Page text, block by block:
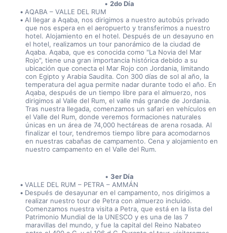
2do Día
AQABA – VALLE DEL RUM
Al llegar a Aqaba, nos dirigimos a nuestro autobús privado
que nos espera en el aeropuerto y transferimos a nuestro
hotel. Alojamiento en el hotel. Después de un desayuno en
el hotel, realizamos un tour panorámico de la ciudad de
Aqaba. Aqaba, que es conocida como "La Novia del Mar
Rojo", tiene una gran importancia histórica debido a su
ubicación que conecta el Mar Rojo con Jordania, limitando
con Egipto y Arabia Saudita. Con 300 días de sol al año, la
temperatura del agua permite nadar durante todo el año. En
Aqaba, después de un tiempo libre para el almuerzo, nos
dirigimos al Valle del Rum, el valle más grande de Jordania.
Tras nuestra llegada, comenzamos un safari en vehículos en
el Valle del Rum, donde veremos formaciones naturales
únicas en un área de 74,000 hectáreas de arena rosada. Al
finalizar el tour, tendremos tiempo libre para acomodarnos
en nuestras cabañas de campamento. Cena y alojamiento en
nuestro campamento en el Valle del Rum.
3er Día
VALLE DEL RUM – PETRA – AMMÁN
Después de desayunar en el campamento, nos dirigimos a
realizar nuestro tour de Petra con almuerzo incluido.
Comenzamos nuestra visita a Petra, que está en la lista del
Patrimonio Mundial de la UNESCO y es una de las 7
maravillas del mundo, y fue la capital del Reino Nabateo